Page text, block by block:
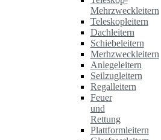
Mehrzweckleitern
Teleskopleitern
Dachleitern
Schiebeleitern
Merhzweckleitern
Anlegeleitern
Seilzugleitern
Regalleitern
Feuer
und
Rettung
Plattformleitern